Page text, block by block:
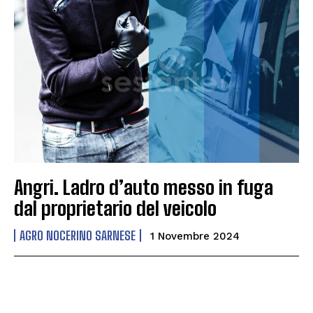
Angri. Ladro d’auto messo in fuga
dal proprietario del veicolo
AGRO NOCERINO SARNESE 1 Novembre 2024